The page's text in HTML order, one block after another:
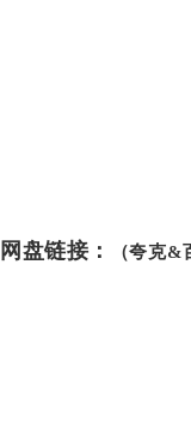
网盘链接： （夸克&